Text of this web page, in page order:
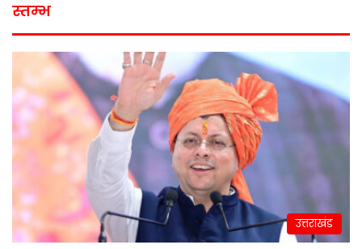
स्तम्भ
उत्तराखंड